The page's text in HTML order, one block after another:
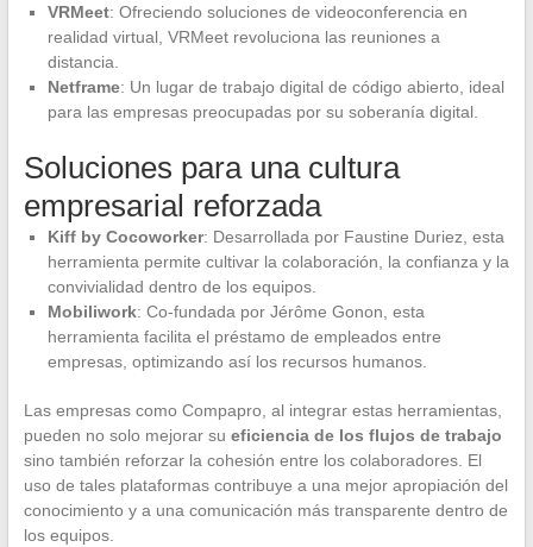
VRMeet: Ofreciendo soluciones de videoconferencia en
realidad virtual, VRMeet revoluciona las reuniones a
distancia.
Netframe: Un lugar de trabajo digital de código abierto, ideal
para las empresas preocupadas por su soberanía digital.
Soluciones para una cultura
empresarial reforzada
Kiff by Cocoworker: Desarrollada por Faustine Duriez, esta
herramienta permite cultivar la colaboración, la confianza y la
convivialidad dentro de los equipos.
Mobiliwork: Co-fundada por Jérôme Gonon, esta
herramienta facilita el préstamo de empleados entre
empresas, optimizando así los recursos humanos.
Las empresas como Compapro, al integrar estas herramientas,
pueden no solo mejorar su eficiencia de los flujos de trabajo
sino también reforzar la cohesión entre los colaboradores. El
uso de tales plataformas contribuye a una mejor apropiación del
conocimiento y a una comunicación más transparente dentro de
los equipos.